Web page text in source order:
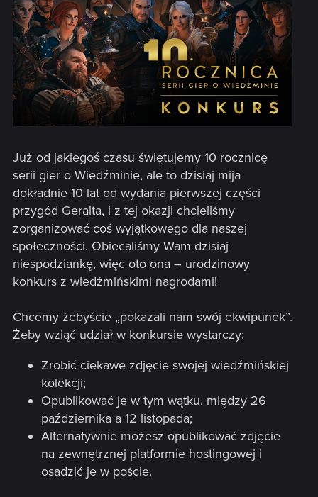
Już od jakiegoś czasu świętujemy 10 rocznicę
serii gier o Wiedźminie, ale to dzisiaj mija
dokładnie 10 lat od wydania pierwszej części
przygód Geralta, i z tej okazji chcieliśmy
zorganizować coś wyjątkowego dla naszej
społeczności. Obiecaliśmy Wam dzisiaj
niespodziankę, więc oto ona – urodzinowy
konkurs z wiedźmińskimi nagrodami!
Chcemy żebyście „pokazali nam swój ekwipunek”.
Żeby wziąć udział w konkursie wystarczy:
Zrobić ciekawe zdjęcie swojej wiedźmińskiej
kolekcji;
Opublikować je w tym wątku, między 26
października a 12 listopada;
Alternatywnie możesz opublikować zdjęcie
na zewnętrznej platformie hostingowej i
osadzić je w poście.